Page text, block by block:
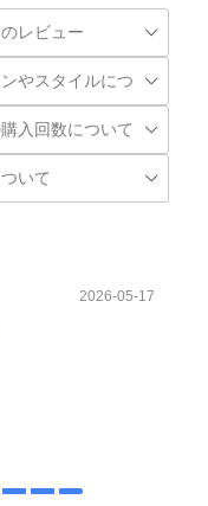
2026-05-17